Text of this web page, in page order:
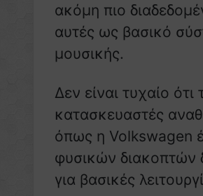
ακόμη πιο
αυτές ως βασικό
μουσικής.
Δεν είναι τυχαίο
κατασκευαστές
όπως η Volkswagen
φυσικών διακοπτών
για βασικές